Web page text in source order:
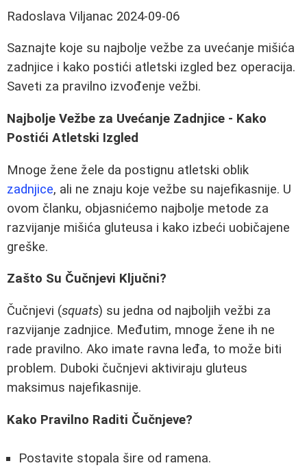
Radoslava Viljanac 2024-09-06
Saznajte koje su najbolje vežbe za uvećanje mišića
zadnjice i kako postići atletski izgled bez operacija.
Saveti za pravilno izvođenje vežbi.
Najbolje Vežbe za Uvećanje Zadnjice - Kako
Postići Atletski Izgled
Mnoge žene žele da postignu atletski oblik
zadnjice, ali ne znaju koje vežbe su najefikasnije. U
ovom članku, objasnićemo najbolje metode za
razvijanje mišića gluteusa i kako izbeći uobičajene
greške.
Zašto Su Čučnjevi Ključni?
Čučnjevi (squats) su jedna od najboljih vežbi za
razvijanje zadnjice. Međutim, mnoge žene ih ne
rade pravilno. Ako imate ravna leđa, to može biti
problem. Duboki čučnjevi aktiviraju gluteus
maksimus najefikasnije.
Kako Pravilno Raditi Čučnjeve?
Postavite stopala šire od ramena.